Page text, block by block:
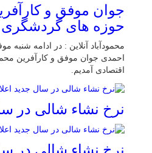
جوان موفق و
حوزه های گردشگری
محمودآباد آنلاین : در ادامه شنبه
احمدی جوان موفق و کارآفرین
اقتصادی آمدیم.
نرخ نشاء شالی در